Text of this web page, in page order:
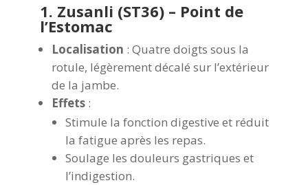
1. Zusanli (ST36) – Point de
l’Estomac
Localisation : Quatre doigts sous la
rotule, légèrement décalé sur l’extérieur
de la jambe.
Effets:
Stimule la fonction digestive et réduit
la fatigue après les repas.
Soulage les douleurs gastriques et
l’indigestion.